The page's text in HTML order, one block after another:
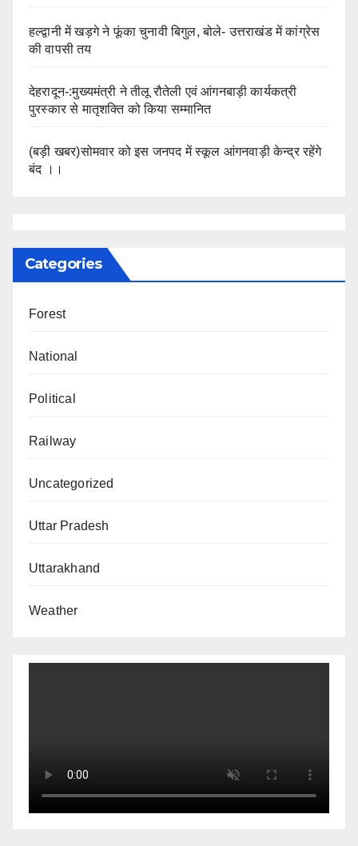
हल्द्वानी में खड़गे ने फूंका चुनावी बिगुल, बोले- उत्तराखंड में कांग्रेस
की वापसी तय
देहरादून-:मुख्यमंत्री ने तीलू रौतेली एवं आंगनबाड़ी कार्यकत्री
पुरस्कार से मातृशक्ति को किया सम्मानित
(बड़ी खबर)सोमवार को इस जनपद में स्कूल आंगनवाड़ी केन्द्र रहेंगे
बंद ।।
Categories
Forest
National
Political
Railway
Uncategorized
Uttar Pradesh
Uttarakhand
Weather